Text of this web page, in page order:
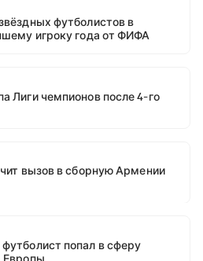
футболистов в
игроку года от ФИФА
Лиги чемпионов после 4-го
вызов в сборную Армении
попал в сферу